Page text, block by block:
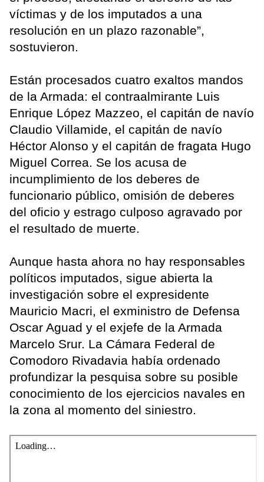
víctimas y de los imputados a una
resolución en un plazo razonable”,
sostuvieron.
Están procesados cuatro exaltos mandos
de la Armada: el contraalmirante Luis
Enrique López Mazzeo, el capitán de navío
Claudio Villamide, el capitán de navío
Héctor Alonso y el capitán de fragata Hugo
Miguel Correa. Se los acusa de
incumplimiento de los deberes de
funcionario público, omisión de deberes
del oficio y estrago culposo agravado por
el resultado de muerte.
Aunque hasta ahora no hay responsables
políticos imputados, sigue abierta la
investigación sobre el expresidente
Mauricio Macri, el exministro de Defensa
Oscar Aguad y el exjefe de la Armada
Marcelo Srur. La Cámara Federal de
Comodoro Rivadavia había ordenado
profundizar la pesquisa sobre su posible
conocimiento de los ejercicios navales en
la zona al momento del siniestro.